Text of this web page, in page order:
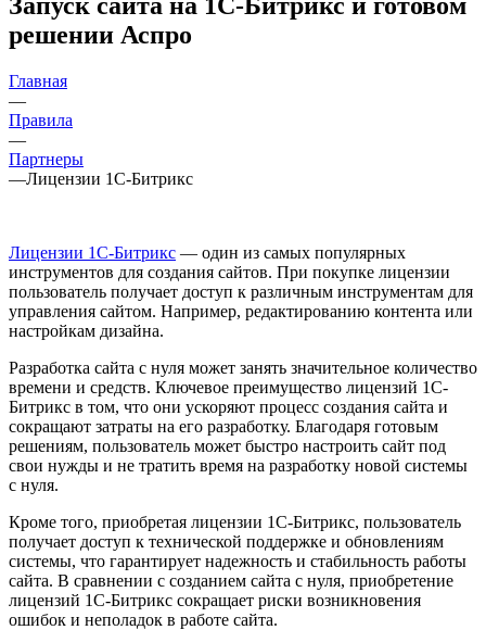
решении Аспро
Главная
—
Правила
—
Партнеры
—Лицензии 1С-Битрикс
Лицензии 1С-Битрикс — один из самых популярных
инструментов для создания сайтов. При покупке лицензии
пользователь получает доступ к различным инструментам для
управления сайтом. Например, редактированию контента или
настройкам дизайна.
Разработка сайта с нуля может занять значительное количество
времени и средств. Ключевое преимущество лицензий 1С-
Битрикс в том, что они ускоряют процесс создания сайта и
сокращают затраты на его разработку. Благодаря готовым
решениям, пользователь может быстро настроить сайт под
свои нужды и не тратить время на разработку новой системы
с нуля.
Кроме того, приобретая лицензии 1С-Битрикс, пользователь
получает доступ к технической поддержке и обновлениям
системы, что гарантирует надежность и стабильность работы
сайта. В сравнении с созданием сайта с нуля, приобретение
лицензий 1С-Битрикс сокращает риски возникновения
ошибок и неполадок в работе сайта.